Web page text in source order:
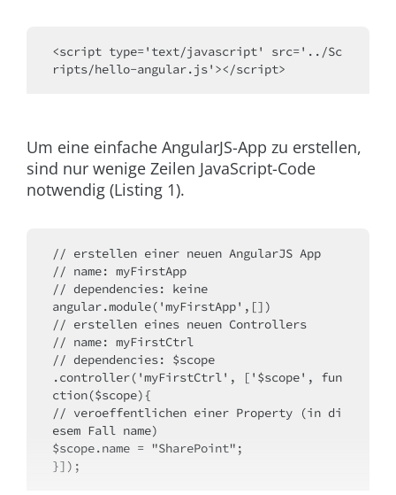
<script type='text/javascript' src='../Sc
ripts/hello-angular.js'></script>
Um eine einfache AngularJS-App zu erstellen,
sind nur wenige Zeilen JavaScript-Code
notwendig (Listing 1).
// erstellen einer neuen AngularJS App
// name: myFirstApp
// dependencies: keine
angular.module('myFirstApp',[])
// erstellen eines neuen Controllers
// name: myFirstCtrl
// dependencies: $scope
.controller('myFirstCtrl', ['$scope', fun
ction($scope){
// veroeffentlichen einer Property (in di
esem Fall name)
$scope.name = "SharePoint";
}]);